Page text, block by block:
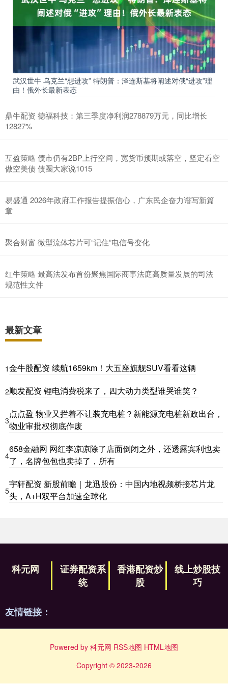
武汉世牛 乌克兰“想进攻” 特朗普：泽连斯基将阐述对俄“进攻”理
由！俄外长最新表态
鼎牛配资 德福科技：第三季度净利润278879万元，同比增长
12827%
互盈策略 债市仍有2BP上行空间，宽货币预期或落空，坚定看空
做空美债 债圈大家说1015
易盛通 2026年政府工作报告提振信心，广东民企奋力谱写新篇
章
聚合财富 微型流体芯片可“记住”电信号变化
红牛策略 最高法发布首份聚焦国际商事法庭高质量发展的司法
规范性文件
最新文章
1金牛股配资 续航1659km！大五座旗舰SUV看看这辆
2顺发配资 锂电消费税来了，四大动力类型谁哭谁笑？
3
点点盈 物业又拦着不让装充电桩？新能源充电桩新政出台，
物业审批权彻底作废
4
658金融网 网红李凉凉除了店面倒闭之外，还透露宾利也卖
了，名牌包包也卖掉了，所有
5
宇轩配资 新股前瞻｜龙迅股份：中国内地视频桥接芯片龙
头，A+H双平台加速全球化
科元网
证券配资系
统
香港配资炒
股
线上炒股技
巧
友情链接：
Powered by 科元网 RSS地图 HTML地图
Copyright © 2023-2026